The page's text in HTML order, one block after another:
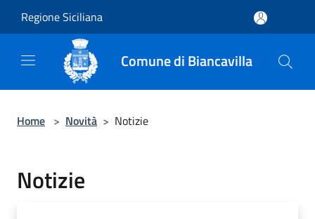
Regione Siciliana
Comune di Biancavilla
Home > Novità > Notizie
Notizie